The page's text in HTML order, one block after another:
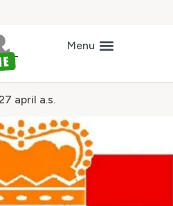
april a.s.